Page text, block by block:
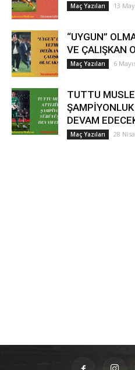
Maç Yazıları 13
“UYGUN”
VE ÇALIŞKAN
Maç Yazıları 6
TUTTU
DEVAM
Maç Yazıları 28